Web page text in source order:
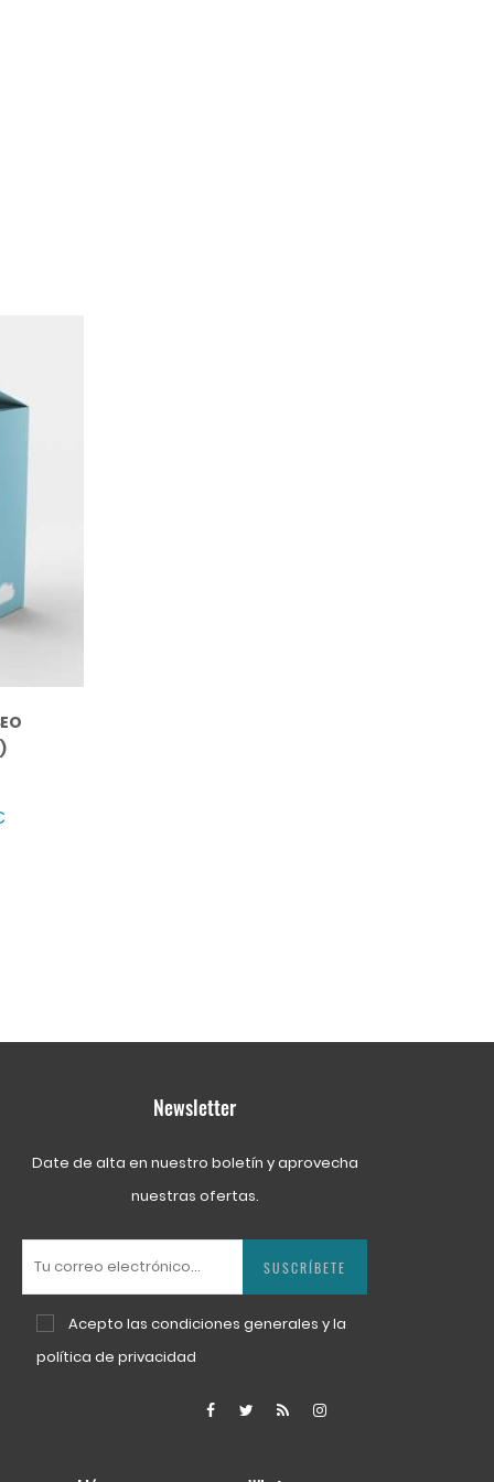
Newsletter
Date de alta en nuestro boletín y aprovecha
nuestras ofertas.
Acepto las condiciones generales y la
política de privacidad
SUSCRÍBETE
FacebookTwitterRss